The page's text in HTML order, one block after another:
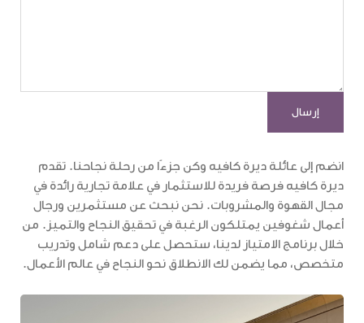
انضم إلى عائلة ديرة كافيه وكن جزءًا من رحلة نجاحنا. تقدم
ديرة كافيه فرصة فريدة للاستثمار في علامة تجارية رائدة في
مجال القهوة والمشروبات. نحن نبحث عن مستثمرين ورجال
أعمال شغوفين يمتلكون الرغبة في تحقيق النجاح والتميز. من
خلال برنامج الامتياز لدينا، ستحصل على دعم شامل وتدريب
متخصص، مما يضمن لك الانطلاق نحو النجاح في عالم الأعمال.